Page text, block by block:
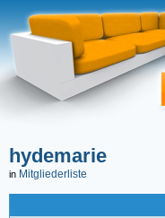
hydemarie
in Mitgliederliste